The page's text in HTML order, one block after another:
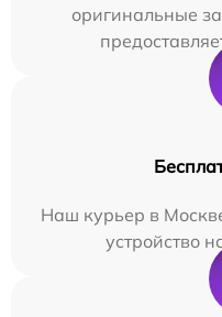
оригинальные
Наш курьер в
устройство